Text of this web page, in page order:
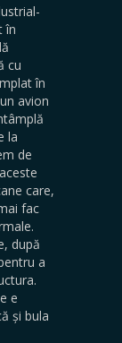
în
cu
în
avion
la
de
care,
fac
după
a
e
și bula